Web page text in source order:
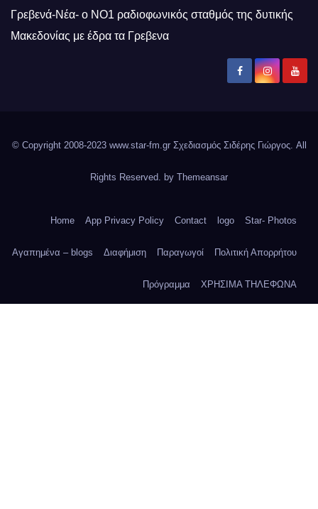
Γρεβενά-Νέα- ο ΝΟ1 ραδιοφωνικός σταθμός της δυτικής
Μακεδονίας με έδρα τα Γρεβενα
© Copyright 2008-2023 www.star-fm.gr Σχεδιασμός Σιδέρης Γιώργος. All
Rights Reserved. by Themeansar
Home App Privacy Policy Contact logo Star- Photos
Αγαπημένα – blogs Διαφήμιση Παραγωγοί Πολιτική Απορρήτου
Πρόγραμμα ΧΡΗΣΙΜΑ ΤΗΛΕΦΩΝΑ